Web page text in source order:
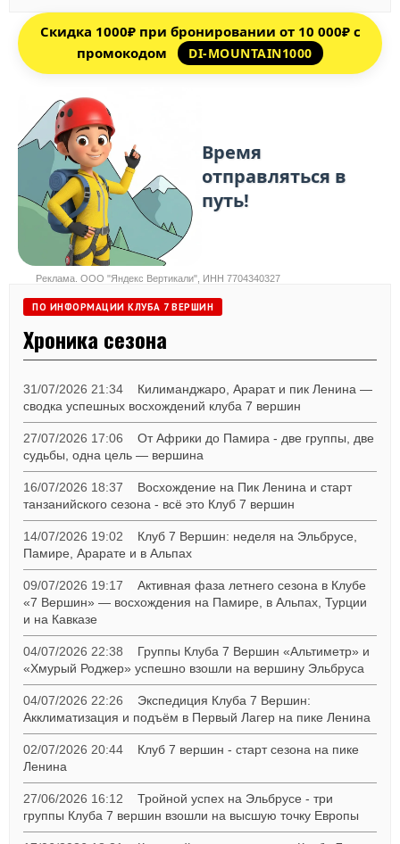
Скидка 1000₽ при бронировании от 10 000₽ с
промокодом
DI-MOUNTAIN1000
Реклама. ООО "Яндекс Вертикали", ИНН 7704340327
ПО ИНФОРМАЦИИ КЛУБА 7 ВЕРШИН
Хроника сезона
31/07/2026 21:34
Килиманджаро, Арарат и пик Ленина —
сводка успешных восхождений клуба 7 вершин
27/07/2026 17:06
От Африки до Памира - две группы, две
судьбы, одна цель — вершина
16/07/2026 18:37
Восхождение на Пик Ленина и старт
танзанийского сезона - всё это Клуб 7 вершин
14/07/2026 19:02
Клуб 7 Вершин: неделя на Эльбрусе,
Памире, Арарате и в Альпах
09/07/2026 19:17
Активная фаза летнего сезона в Клубе
«7 Вершин» — восхождения на Памире, в Альпах, Турции
и на Кавказе
04/07/2026 22:38
Группы Клуба 7 Вершин «Альтиметр» и
«Хмурый Роджер» успешно взошли на вершину Эльбруса
04/07/2026 22:26
Экспедиция Клуба 7 Вершин:
Акклиматизация и подъём в Первый Лагер на пике Ленина
02/07/2026 20:44
Клуб 7 вершин - старт сезона на пике
Ленина
27/06/2026 16:12
Тройной успех на Эльбрусе - три
группы Клуба 7 вершин взошли на высшую точку Европы